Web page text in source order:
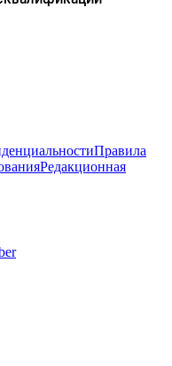
Правила
Редакционная